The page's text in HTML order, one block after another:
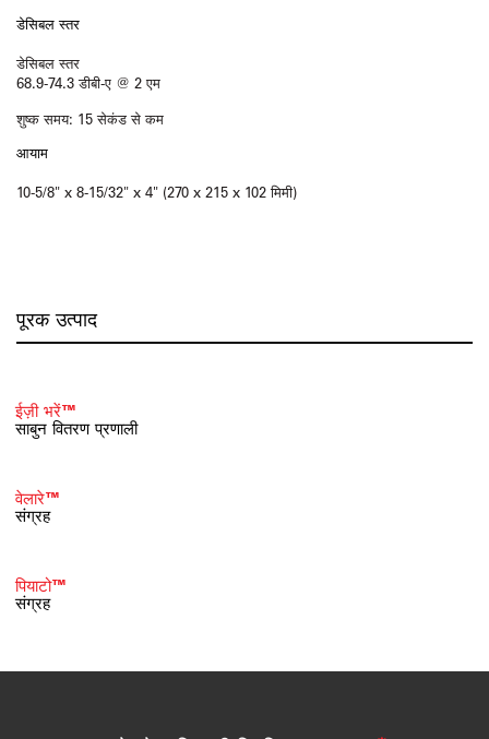
डेसिबल स्तर
डेसिबल स्तर
68.9-74.3 डीबी-ए @ 2 एम
शुष्क समय: 15 सेकंड से कम
आयाम
10-5/8" x 8-15/32" x 4" (270 x 215 x 102 मिमी)
पूरक उत्पाद
ईज़ी भरें™
साबुन वितरण प्रणाली
वेलारे™
संग्रह
पियाटो™
संग्रह